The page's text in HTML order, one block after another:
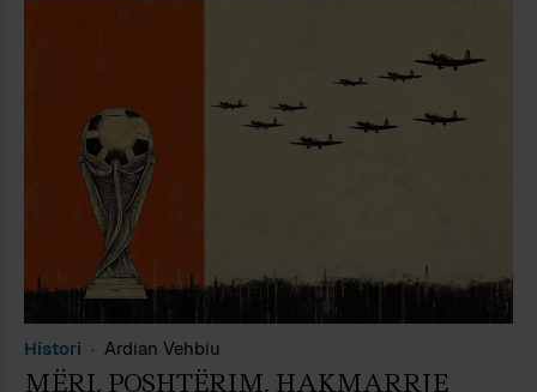
Histori Ardian Vehbiu
MËRI, POSHTËRIM, HAKMARRJE